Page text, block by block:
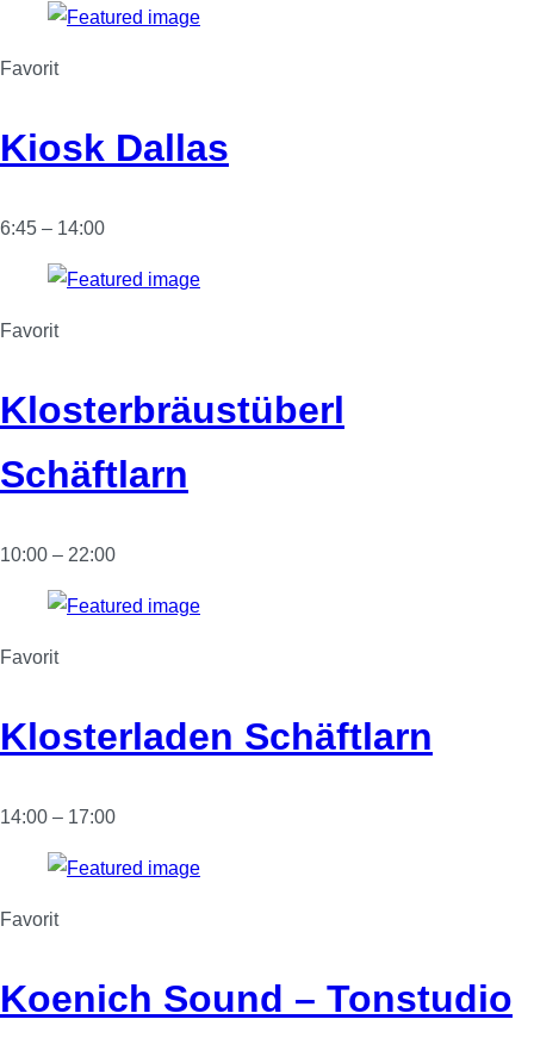
Favorit
Kiosk Dallas
6:45 – 14:00
Favorit
Klosterbräustüberl
Schäftlarn
10:00 – 22:00
Favorit
Klosterladen Schäftlarn
14:00 – 17:00
Favorit
Koenich Sound – Tonstudio